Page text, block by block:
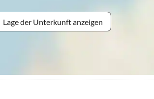
Lage der Unterkunft anzeigen